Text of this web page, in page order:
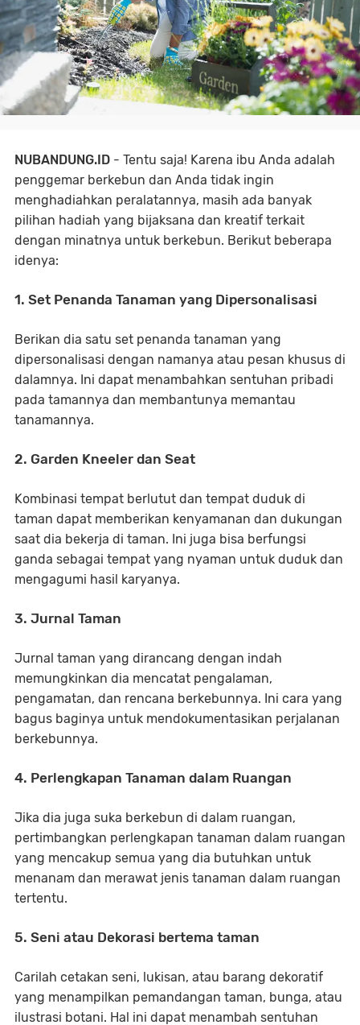
NUBANDUNG.ID - Tentu saja! Karena ibu Anda adalah
penggemar berkebun dan Anda tidak ingin
menghadiahkan peralatannya, masih ada banyak
pilihan hadiah yang bijaksana dan kreatif terkait
dengan minatnya untuk berkebun. Berikut beberapa
idenya:
1. Set Penanda Tanaman yang Dipersonalisasi
Berikan dia satu set penanda tanaman yang
dipersonalisasi dengan namanya atau pesan khusus di
dalamnya. Ini dapat menambahkan sentuhan pribadi
pada tamannya dan membantunya memantau
tanamannya.
2. Garden Kneeler dan Seat
Kombinasi tempat berlutut dan tempat duduk di
taman dapat memberikan kenyamanan dan dukungan
saat dia bekerja di taman. Ini juga bisa berfungsi
ganda sebagai tempat yang nyaman untuk duduk dan
mengagumi hasil karyanya.
3. Jurnal Taman
Jurnal taman yang dirancang dengan indah
memungkinkan dia mencatat pengalaman,
pengamatan, dan rencana berkebunnya. Ini cara yang
bagus baginya untuk mendokumentasikan perjalanan
berkebunnya.
4. Perlengkapan Tanaman dalam Ruangan
Jika dia juga suka berkebun di dalam ruangan,
pertimbangkan perlengkapan tanaman dalam ruangan
yang mencakup semua yang dia butuhkan untuk
menanam dan merawat jenis tanaman dalam ruangan
tertentu.
5. Seni atau Dekorasi bertema taman
Carilah cetakan seni, lukisan, atau barang dekoratif
yang menampilkan pemandangan taman, bunga, atau
ilustrasi botani. Hal ini dapat menambah sentuhan